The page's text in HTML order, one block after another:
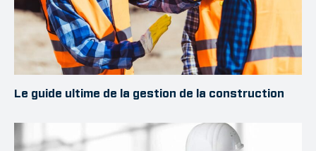
Le guide ultime de la gestion de la construction